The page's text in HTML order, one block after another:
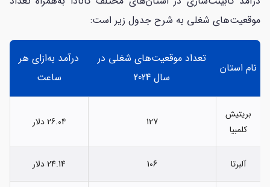
موقعیت‌های شغلی به شرح جدول زیر است:
نام استان
تعداد موقعیت‌های شغلی در
سال 2024
درآمد به‌ازای هر
ساعت
بریتیش
کلمبیا
127 26.04 دلار
آلبرتا 106 24.14 دلار